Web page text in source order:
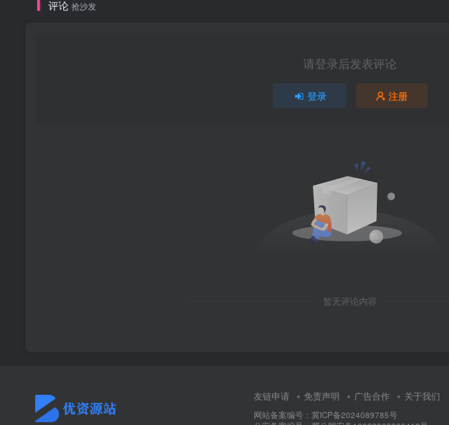
评论 抢沙发
请登录后发表评论
登录 注册
暂无评论内容
友链申请 免责声明 广告合作 关于我们
网站备案编号：冀ICP备2024089785号